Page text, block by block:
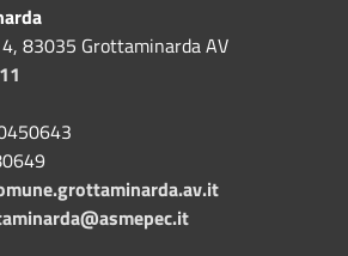
83035 Grottaminarda AV